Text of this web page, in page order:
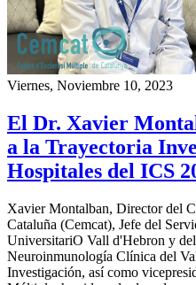
Viernes, Noviembre 10, 2023
El Dr. Xavier
a la Trayectoria
Hospitales del ICS
Xavier Montalban, Director del
Cataluña (Cemcat), Jefe del
UniversitariO Vall d'Hebron y
Neuroinmunología Clínica del
Investigación, así como